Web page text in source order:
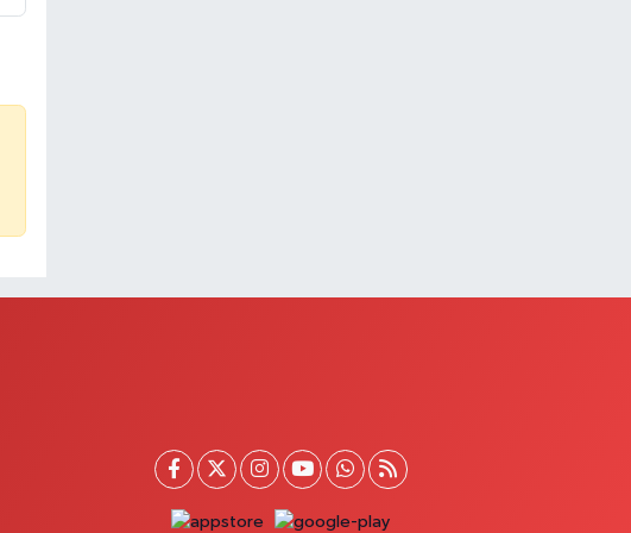
0 (532) 689 22 50 Yol Tarifi Al
Çatak Eczanesi
CUMHURİYET MAH.ATATÜRK CAD.DIŞ KAPI NO:13D